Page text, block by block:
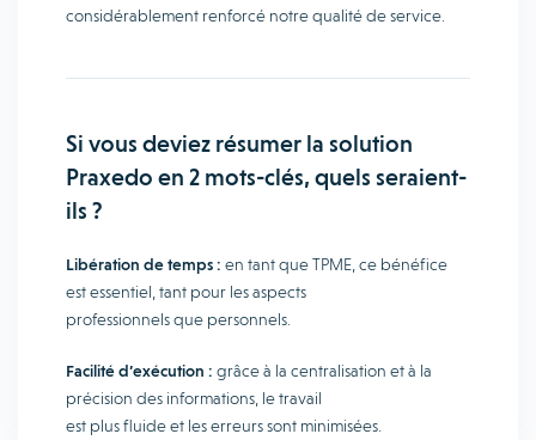
considérablement renforcé notre qualité de service.
Si vous deviez résumer la solution
Praxedo en 2 mots-clés, quels seraient-
ils ?
Libération de temps : en tant que TPME, ce bénéfice
est essentiel, tant pour les aspects
professionnels que personnels.
Facilité d’exécution : grâce à la centralisation et à la
précision des informations, le travail
est plus fluide et les erreurs sont minimisées.